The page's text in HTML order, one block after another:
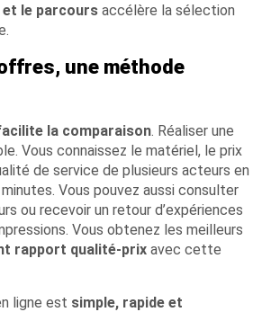
et le parcours accélère la sélection
une méthode
la comparaison. Réaliser une
Vous connaissez le matériel, le prix
de service de plusieurs acteurs en
Vous pouvez aussi consulter
ou recevoir un retour d’expériences
Vous obtenez les meilleurs
rapport qualité-prix avec cette
ligne est simple, rapide et